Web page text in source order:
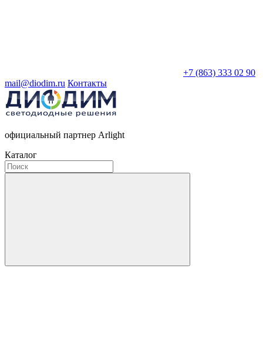
+7 (863) 333 02 90
mail@diodim.ru Контакты
официальный партнер Arlight
Каталог